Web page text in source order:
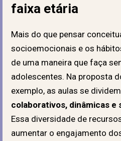
faixa etária
Mais do que pensar
socioemocionais e os
de uma maneira que faça
adolescentes. Na proposta
exemplo, as aulas se
colaborativos, dinâmicas e
Essa diversidade de
aumentar o engajamento